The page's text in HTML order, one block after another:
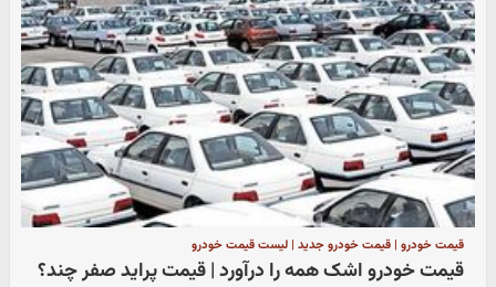
قیمت خودرو | قیمت خودرو جدید | لیست قیمت خودرو
قیمت خودرو اشک همه را درآورد | قیمت پراید صفر چند؟